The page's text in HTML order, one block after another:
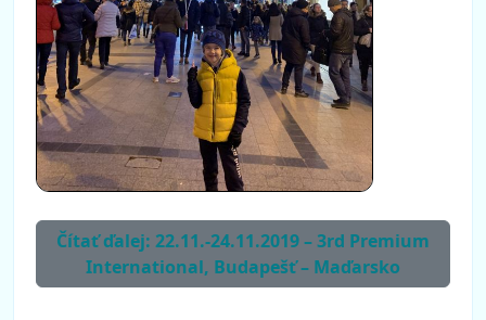
Čítať ďalej: 22.11.-24.11.2019 – 3rd Premium
International, Budapešť – Maďarsko